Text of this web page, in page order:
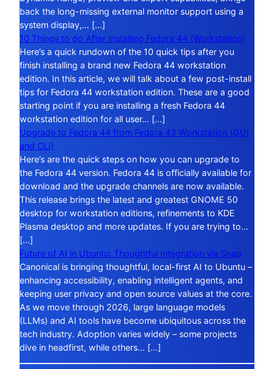
back the long-missing external monitor support using a
system display,… […]
10 Things to do After Installing Fedora 44 (Workstation)
Here’s a quick rundown of the 10 quick tips after you
finish installing a brand new Fedora 44 workstation
edition. In this article, we will talk about a few post-install
tips for Fedora 44 workstation edition. These are a good
starting point if you are installing a fresh Fedora 44
workstation edition for all user… […]
Upgrade to Fedora 44 from Fedora 43 Workstation (GUI
and CLI)
Here’s are the quick steps on how you can upgrade to
the Fedora 44 version. Fedora 44 is officially available for
download and the upgrade channels are now available.
This release brings the latest and greatest GNOME 50
desktop for workstation editions, refinements to KDE
Plasma desktop and more updates. If you are trying to…
[…]
Future of AI in Ubuntu: Thoughtful Integration via Snap
Canonical is bringing thoughtful, local-first AI to Ubuntu –
enhancing accessibility, enabling intelligent agents, and
keeping user privacy and open source values at the core.
As we move through 2026, large language models
(LLMs) and AI tools have become ubiquitous across the
tech industry. Adoption varies widely – some projects
dive in headfirst, while others… […]